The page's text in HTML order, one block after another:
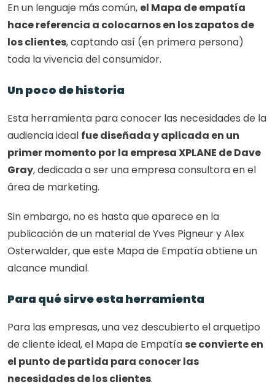
En un lenguaje más común, el Mapa de empatía
hace referencia a colocarnos en los zapatos de
los clientes, captando así (en primera persona)
toda la vivencia del consumidor.
Un poco de historia
Esta herramienta para conocer las necesidades de la
audiencia ideal fue diseñada y aplicada en un
primer momento por la empresa XPLANE de Dave
Gray, dedicada a ser una empresa consultora en el
área de marketing.
Sin embargo, no es hasta que aparece en la
publicación de un material de Yves Pigneur y Alex
Osterwalder, que este Mapa de Empatía obtiene un
alcance mundial.
Para qué sirve esta herramienta
Para las empresas, una vez descubierto el arquetipo
de cliente ideal, el Mapa de Empatía se convierte en
el punto de partida para conocer las
necesidades de los clientes.